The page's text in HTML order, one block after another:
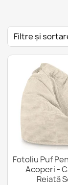
Filtre și
Fotoliu Puf
Acoperi -
Reiată